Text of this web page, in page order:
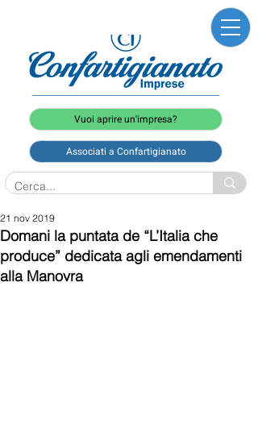
Vuoi aprire un'impresa?
Associati a Confartigianato
Domani la puntata de “L’Italia che
produce” dedicata agli emendamenti
alla Manovra
21 nov 2019